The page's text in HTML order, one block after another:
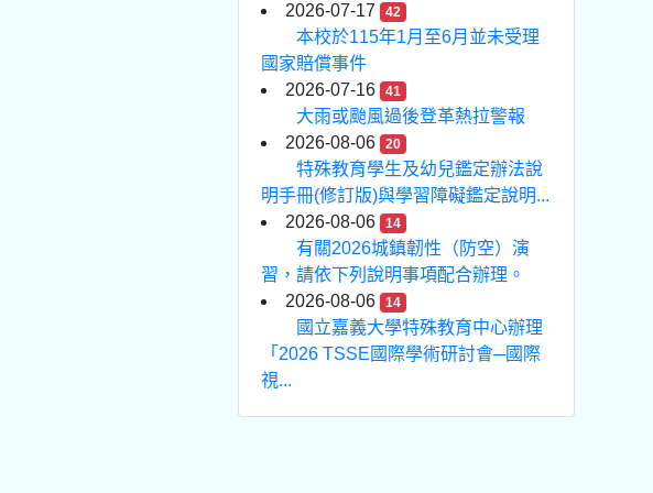
2026-07-17 42
本校於115年1月至6月並未受理
國家賠償事件
2026-07-16
41
大雨或颱風過後登革熱拉警報
2026-08-06
20
特殊教育學生及幼兒鑑定辦法說
明手冊(修訂版)與學習障礙鑑定說明...
2026-08-06
14
有關2026城鎮韌性（防空）演
習，請依下列說明事項配合辦理。
2026-08-06
14
國立嘉義大學特殊教育中心辦理
「2026 TSSE國際學術研討會─國際
視...